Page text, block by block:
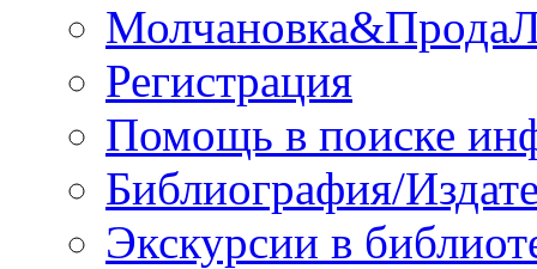
Регистрация
Помощь в поиске
Библиография/
Экскурсии в